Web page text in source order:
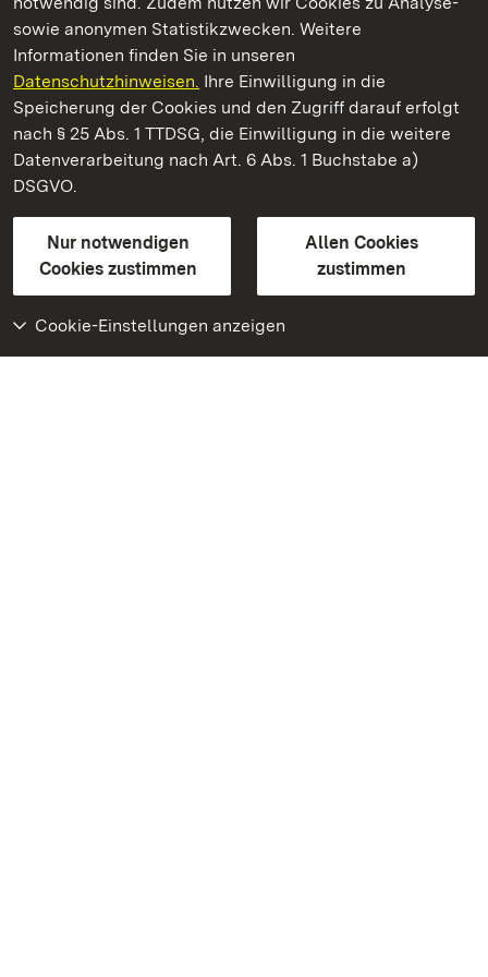
sowie anonymen Statistikzwecken. Weitere
Informationen finden Sie in unseren
Datenschutzhinweisen. Ihre Einwilligung in die
Speicherung der Cookies und den Zugriff darauf erfolgt
nach § 25 Abs. 1 TTDSG, die Einwilligung in die weitere
Datenverarbeitung nach Art. 6 Abs. 1 Buchstabe a)
DSGVO.
Nur notwendigen
Cookies zustimmen
Allen Cookies
zustimmen
Cookie-Einstellungen anzeigen
Kloster Maulbronn
Staatliche Schlösser und Gärten Baden-Württemberg
Kontakt
GebärdenspracheLeichte Sprache
Erklärung zur Barrierefreiheit
BITV-konform (geprüfte Seiten)
Weiteres